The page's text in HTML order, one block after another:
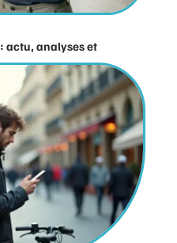
actu, analyses et